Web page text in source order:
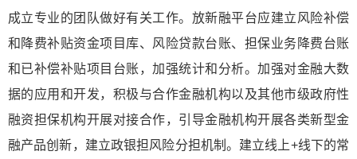
成立专业的团队做好有关工作。放新融平台应建立风险补偿
和降费补贴资金项目库、风险贷款台账、担保业务降费台账
和已补偿补贴项目台账，加强统计和分析。加强对金融大数
据的应用和开发，积极与合作金融机构以及其他市级政府性
融资担保机构开展对接合作，引导金融机构开展各类新型金
融产品创新，建立政银担风险分担机制。建立线上+线下的常